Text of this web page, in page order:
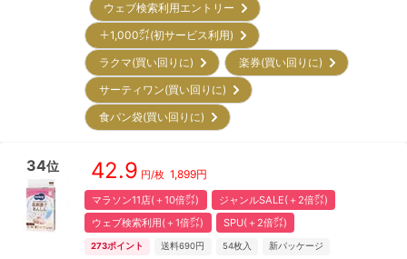
ウェブ検索利用エントリー
＋1,000㌽(初サービス利用)
ラクマ(買い回りに)
楽券(買い回りに)
サーティワン(買い回りに)
食パン袋(買い回りに)
34位 42.9 円/枚 1,899円
マラソン11店(＋10倍㌽)
ジャンルSALE(＋2倍㌽)
ウェブ検索利用(＋1倍㌽)
SPU(＋2倍㌽)
273ポイント 送料690円 54枚入 新パッケージ